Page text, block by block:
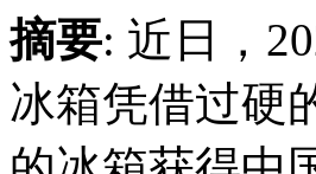
摘要: 近日，
冰箱凭借过硬